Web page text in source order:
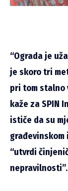
“Ograda je
je skoro tri
pri tom stalno
kaže za SPIN
ističe da su
“utvrdi
nepravilnosti”.